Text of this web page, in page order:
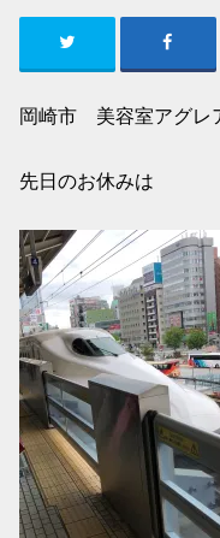
岡崎市 美容室アグレ
先日のお休みは